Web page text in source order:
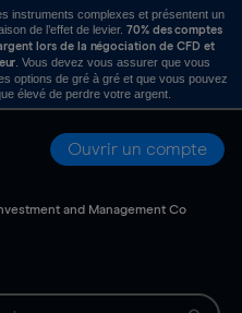
instruments complexes et présentent un
de l’effet de levier. 70% des comptes
lors de la négociation de CFD et
. Vous devez vous assurer que vous
options de gré à gré et que vous pouvez
élevé de perdre votre argent.
Ouvrir un compte
and Management Co